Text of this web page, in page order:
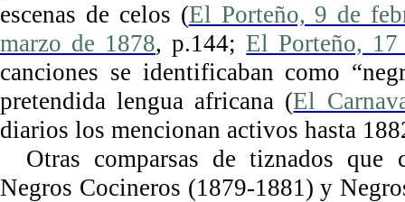
escenas de celos (El Porteño, 9 de
marzo de 1878, p.144;El Porteño,
canciones se identificaban como
pretendida lengua africana (El
diarios los mencionan activos hasta
Otras comparsas de tiznados que
Negros Cocineros (1879-1881) y